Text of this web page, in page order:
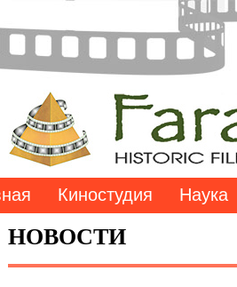
Киностудия Наука
НОВОСТИ